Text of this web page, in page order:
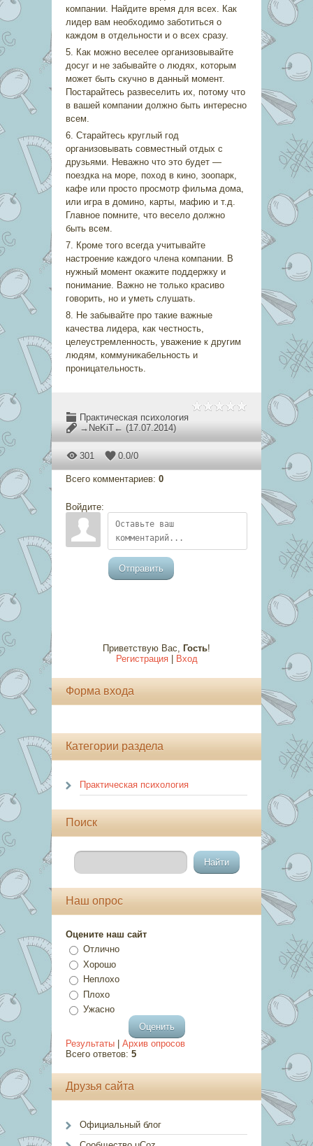
компании. Найдите время для всех. Как
лидер вам необходимо заботиться о
каждом в отдельности и о всех сразу.
5. Как можно веселее организовывайте
досуг и не забывайте о людях, которым
может быть скучно в данный момент.
Постарайтесь развеселить их, потому что
в вашей компании должно быть интересно
всем.
6. Старайтесь круглый год
организовывать совместный отдых с
друзьями. Неважно что это будет —
поездка на море, поход в кино, зоопарк,
кафе или просто просмотр фильма дома,
или игра в домино, карты, мафию и т.д.
Главное помните, что весело должно
быть всем.
7. Кроме того всегда учитывайте
настроение каждого члена компании. В
нужный момент окажите поддержку и
понимание. Важно не только красиво
говорить, но и уметь слушать.
8. Не забывайте про такие важные
качества лидера, как честность,
целеустремленность, уважение к другим
людям, коммуникабельность и
проницательность.
Практическая психология
→NeKiT← (17.07.2014)
301 0.0/0
Всего комментариев: 0
Войдите:
Отправить
Приветствую Вас, Гость!
Регистрация| Вход
Форма входа
Категории раздела
Практическая психология
Поиск
Наш опрос
Оцените наш сайт
Отлично
Хорошо
Неплохо
Плохо
Ужасно
Результаты
Архив опросов
Всего ответов: 5
Друзья сайта
Официальный блог